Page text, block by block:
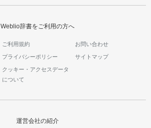
Weblio辞書をご利用の方へ
ご利用規約 お問い合わせ
プライバシーポリシー サイトマップ
クッキー・アクセスデータ
について
運営会社の紹介